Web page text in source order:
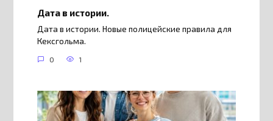
Дата в истории.
Дата в истории. Новые полицейские правила для
Кексгольма.
0 1